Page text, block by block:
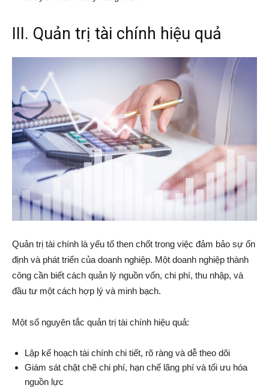
III. Quản trị tài chính hiệu quả
Quản trị tài chính là yếu tố then chốt trong việc đảm bảo sự ổn
định và phát triển của doanh nghiệp. Một doanh nghiệp thành
công cần biết cách quản lý nguồn vốn, chi phí, thu nhập, và
đầu tư một cách hợp lý và minh bạch.
Một số nguyên tắc quản trị tài chính hiệu quả:
Lập kế hoạch tài chính chi tiết, rõ ràng và dễ theo dõi
Giám sát chặt chẽ chi phí, hạn chế lãng phí và tối ưu hóa
nguồn lực